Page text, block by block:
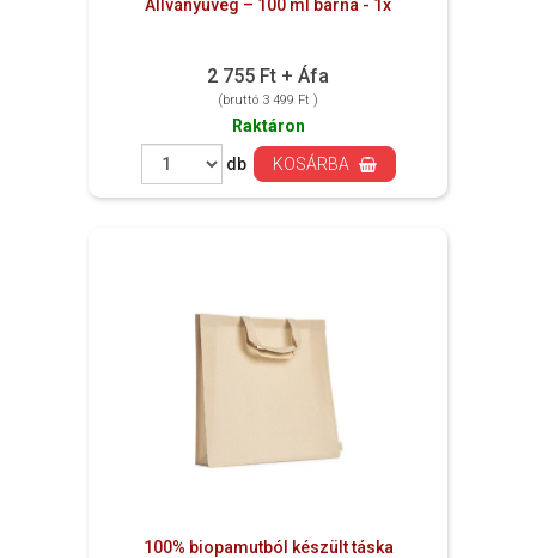
Állványüveg – 100 ml barna - 1x
2 755 Ft + Áfa
(bruttó 3 499 Ft )
Raktáron
db
KOSÁRBA
100% biopamutból készült táska